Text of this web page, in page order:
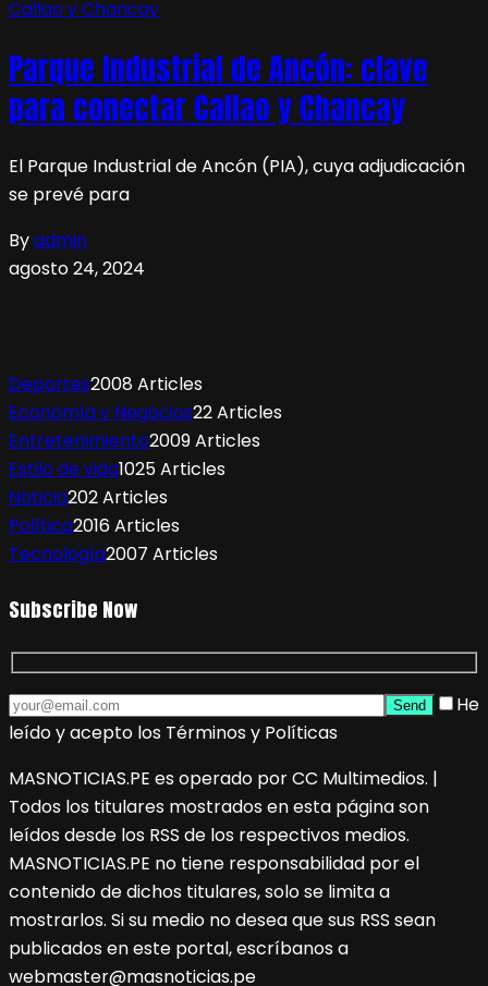
Parque Industrial de Ancón: clave
para conectar Callao y Chancay
El Parque Industrial de Ancón (PIA), cuya adjudicación
se prevé para
Byadmin
agosto 24, 2024
Deportes2008 Articles
Economía y Negocios22 Articles
Entretenimiento2009 Articles
Estilo de vida1025 Articles
Noticia202 Articles
Política2016 Articles
Tecnología2007 Articles
Subscribe Now
He
leído y acepto los Términos y Políticas
MASNOTICIAS.PE es operado por CC Multimedios. |
Todos los titulares mostrados en esta página son
leídos desde los RSS de los respectivos medios.
MASNOTICIAS.PE no tiene responsabilidad por el
contenido de dichos titulares, solo se limita a
mostrarlos. Si su medio no desea que sus RSS sean
publicados en este portal, escríbanos a
webmaster@masnoticias.pe